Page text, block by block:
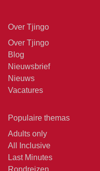
Over Tjingo
Over Tjingo
Blog
Nieuwsbrief
Nieuws
Vacatures
Populaire themas
Adults only
All Inclusive
Last Minutes
Rondreizen